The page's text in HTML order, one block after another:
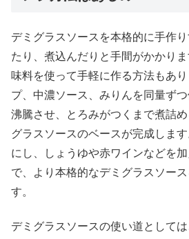
デミグラスソースを本格的に手作
たり、煮込んだりと手間がかかり
味料を使って手軽に作る方法もあ
プ、中濃ソース、みりんを同量ず
沸騰させ、とろみがつくまで煮詰
グラスソースのベースが完成しま
にし、しょうゆや赤ワインなどを
で、より本格的なデミグラスソー
す。
デミグラスソースの使い道として